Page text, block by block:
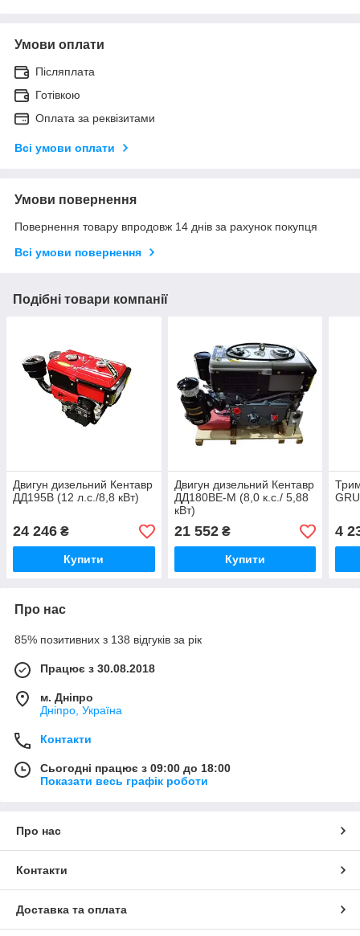
Умови оплати
Післяплата
Готівкою
Оплата за реквізитами
Всі умови оплати
Умови повернення
Повернення товару впродовж 14 днів за рахунок покупця
Всі умови повернення
Подібні товари компанії
Двигун дизельний Кентавр
ДД195В (12 л.с./8,8 кВт)
24 246 ₴
Купити
Двигун дизельний Кентавр
ДД180ВЕ-М (8,0 к.с./ 5,88
кВт)
21 552₴
Купити
4
Про нас
85% позитивних з 138 відгуків за рік
Працює з 30.08.2018
м. Дніпро
Дніпро, Україна
Контакти
Сьогодні працює з 09:00 до 18:00
Показати весь графік роботи
Про нас
Контакти
Доставка та оплата